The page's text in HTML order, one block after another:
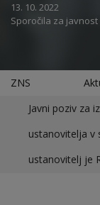
13. 10. 2022
Sporočila za javnost
ZNS
Javni poziv za
ustanovitelja v
ustanovitelj je